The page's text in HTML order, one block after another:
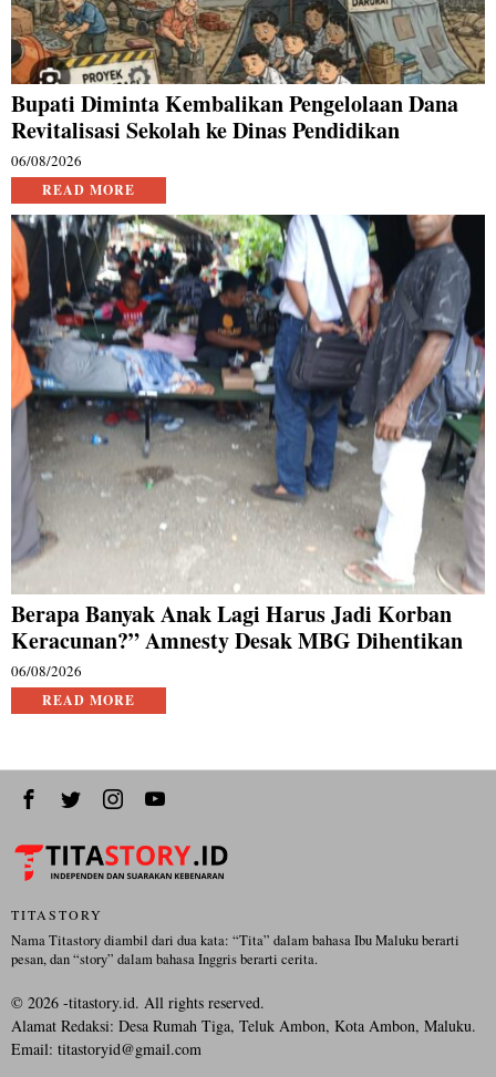
Bupati Diminta Kembalikan Pengelolaan Dana
Revitalisasi Sekolah ke Dinas Pendidikan
06/08/2026
READ MORE
Berapa Banyak Anak Lagi Harus Jadi Korban
Keracunan?” Amnesty Desak MBG Dihentikan
06/08/2026
READ MORE
TITASTORY
Nama Titastory diambil dari dua kata: “Tita” dalam bahasa Ibu Maluku berarti
pesan, dan “story” dalam bahasa Inggris berarti cerita.
© 2026 -titastory.id. All rights reserved.
Alamat Redaksi: Desa Rumah Tiga, Teluk Ambon, Kota Ambon, Maluku.
Email: titastoryid@gmail.com